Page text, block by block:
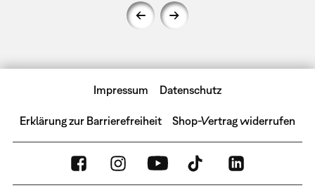
Impressum Datenschutz
Erklärung zur Barrierefreiheit Shop-Vertrag widerrufen